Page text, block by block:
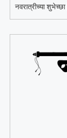
नवरात्रीच्या